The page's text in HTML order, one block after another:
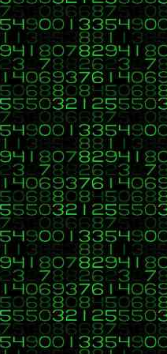
Visual Basic, HTML, PHP, CSS,
11:41 »
ejercicio de este tema
recibe cada cierto tiempo
get1.php/formularioLitros.html
para el formulario:
title>